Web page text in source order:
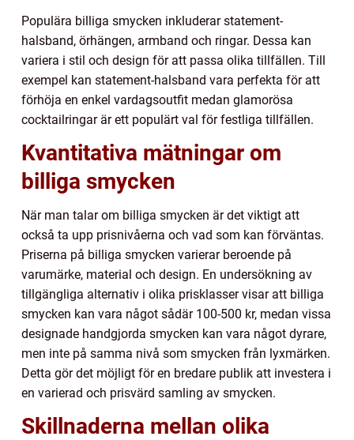
Populära billiga smycken inkluderar statement-
halsband, örhängen, armband och ringar. Dessa kan
variera i stil och design för att passa olika tillfällen. Till
exempel kan statement-halsband vara perfekta för att
förhöja en enkel vardagsoutfit medan glamorösa
cocktailringar är ett populärt val för festliga tillfällen.
Kvantitativa mätningar om
billiga smycken
När man talar om billiga smycken är det viktigt att
också ta upp prisnivåerna och vad som kan förväntas.
Priserna på billiga smycken varierar beroende på
varumärke, material och design. En undersökning av
tillgängliga alternativ i olika prisklasser visar att billiga
smycken kan vara något sådär 100-500 kr, medan vissa
designade handgjorda smycken kan vara något dyrare,
men inte på samma nivå som smycken från lyxmärken.
Detta gör det möjligt för en bredare publik att investera i
en varierad och prisvärd samling av smycken.
Skillnaderna mellan olika